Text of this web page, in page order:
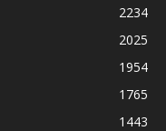
2234
2025
1954
1765
1443